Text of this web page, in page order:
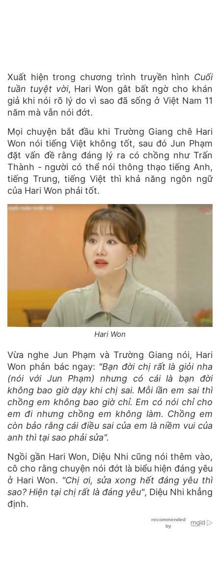
Xuất hiện trong chương trình truyền hình Cuối
tuần tuyệt vời, Hari Won gât bất ngờ cho khán
giả khi nói rõ lý do vì sao đã sống ở Việt Nam 11
năm mà vẫn nói đớt.
Mọi chuyện bắt đầu khi Trường Giang chê Hari
Won nói tiếng Việt không tốt, sau đó Jun Phạm
đặt vấn đề rằng đáng lý ra có chồng như Trấn
Thành - người có thể nói thông thạo tiếng Anh,
tiếng Trung, tiếng Việt thì khả năng ngôn ngữ
của Hari Won phải tốt.
Hari Won
Vừa nghe Jun Phạm và Trường Giang nói, Hari
Won phản bác ngay: "Bạn đời chị rất là giỏi nha
(nói với Jun Phạm) nhưng có cái là bạn đời
không bao giờ dạy khi chị sai. Mỗi lần em sai thì
chồng em không bao giờ chỉ. Em có nói chỉ cho
em đi nhưng chồng em không làm. Chồng em
còn bảo rằng cái điều sai của em là niềm vui của
anh thì tại sao phải sửa".
Ngồi gần Hari Won, Diệu Nhi cũng nói thêm vào,
cô cho rằng chuyện nói đớt là biểu hiện đáng yêu
ở Hari Won. "Chị ơi, sửa xong hết đáng yêu thì
sao? Hiện tại chị rất là đáng yêu", Diệu Nhi khẳng
định.